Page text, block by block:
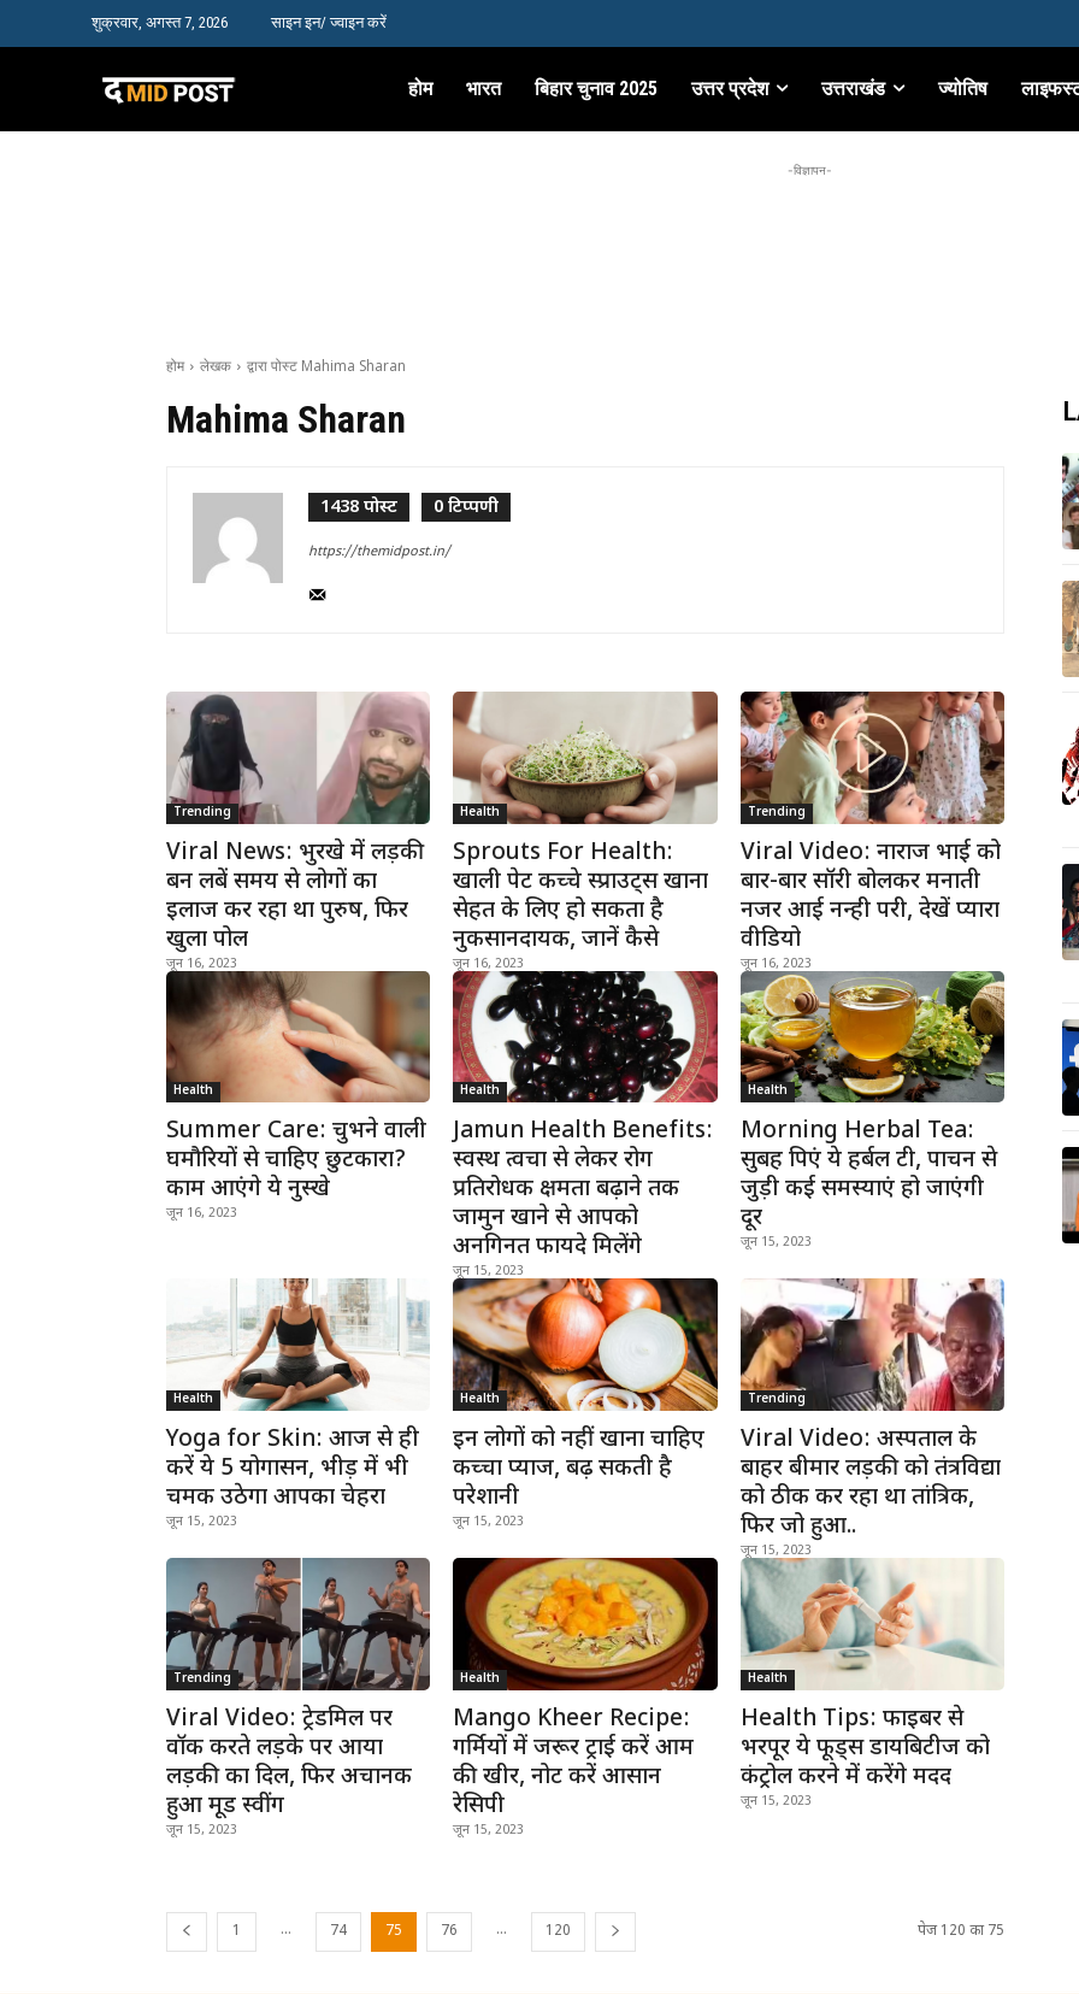
शुक्रवार, अगस्त 7, 2026 साइन इन/ ज्वाइन करें
होम भारत बिहार चुनाव 2025 उत्तर प्रदेश उत्तराखंड ज्योतिष
-विज्ञापन-
होम लेखक द्वारा पोस्ट Mahima Sharan
Mahima Sharan
1438 पोस्ट 0 टिप्पणी
https://themidpost.in/
Trending
Viral News: भुरखे में लड़की
बन लबें समय से लोगों का
इलाज कर रहा था पुरुष, फिर
खुला पोल
जून 16, 2023
Health
Sprouts For Health:
खाली पेट कच्चे स्प्राउट्स खाना
सेहत के लिए हो सकता है
नुकसानदायक, जानें कैसे
जून 16, 2023
Trending
Viral Video: नाराज भाई को
बार-बार सॉरी बोलकर मनाती
नजर आई नन्ही परी, देखें प्यारा
वीडियो
जून 16, 2023
Health
Summer Care: चुभने वाली
घमौरियों से चाहिए छुटकारा?
काम आएंगे ये नुस्खे
जून 16, 2023
Health
Jamun Health Benefits:
स्वस्थ त्वचा से लेकर रोग
प्रतिरोधक क्षमता बढ़ाने तक
जामुन खाने से आपको
अनगिनत फायदे मिलेंगे
जून 15, 2023
Health
Morning Herbal Tea:
सुबह पिएं ये हर्बल टी, पाचन से
जुड़ी कई समस्याएं हो जाएंगी
दूर
जून 15, 2023
Health
Yoga for Skin: आज से ही
करें ये 5 योगासन, भीड़ में भी
चमक उठेगा आपका चेहरा
जून 15, 2023
Health
इन लोगों को नहीं खाना चाहिए
कच्चा प्याज, बढ़ सकती है
परेशानी
जून 15, 2023
Trending
Viral Video: अस्पताल के
बाहर बीमार लड़की को तंत्रविद्या
को ठीक कर रहा था तांत्रिक,
फिर जो हुआ..
जून 15, 2023
Trending
Viral Video: ट्रेडमिल पर
वॉक करते लड़के पर आया
लड़की का दिल, फिर अचानक
हुआ मूड स्वींग
जून 15, 2023
Health
Mango Kheer Recipe:
गर्मियों में जरूर ट्राई करें आम
की खीर, नोट करें आसान
रेसिपी
जून 15, 2023
Health
Health Tips: फाइबर से
भरपूर ये फूड्स डायबिटीज को
कंट्रोल करने में करेंगे मदद
जून 15, 2023
1 ... 74 75 76 ... 120 पेज 120 का 75